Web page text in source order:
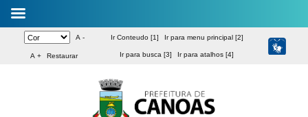
A -
A + Restaurar
Ir Conteudo [1] Ir para menu principal [2]
Ir para busca [3] Ir para atalhos [4]